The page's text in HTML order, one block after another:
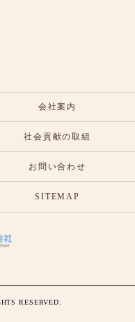
会社案内
社会貢献の取組
お問い合わせ
SITEMAP
RESERVED.